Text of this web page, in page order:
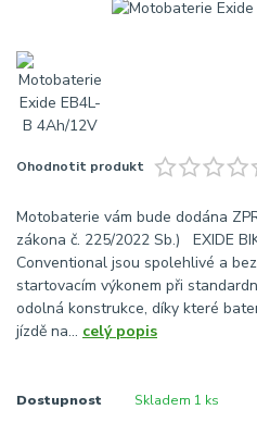
Ohodnotit produkt
Motobaterie vám bude dodána
zákona č. 225/2022 Sb.) EXIDE
Conventional jsou spolehlivé a
startovacím výkonem při
odolná konstrukce, díky které
jízdě na... celý popis
Dostupnost Skladem 1 ks